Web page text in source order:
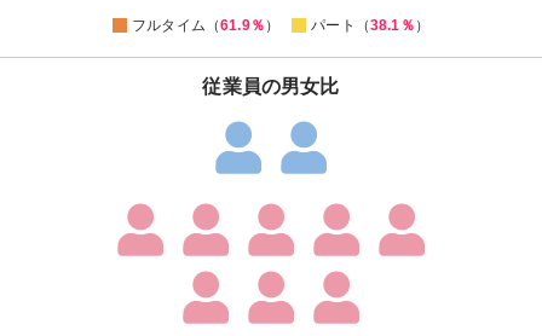
フルタイム（61.9％ ） パート（38.1％ ）
従業員の男女比